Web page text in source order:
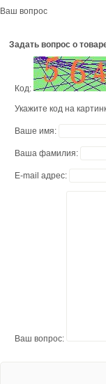
Ваш вопрос
Задать вопрос о
Код:
Укажите код на
Ваше имя:
Ваша фамилия:
E-mail адрес:
Ваш вопрос: